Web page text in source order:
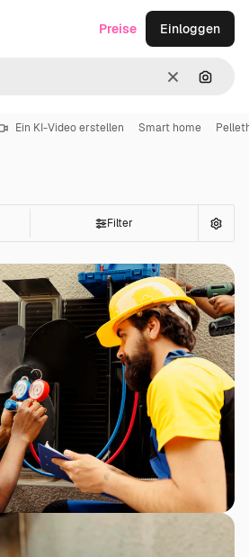
LöschenNach
Preise Einloggen
Ein KI-Video erstellen Smart home
Filter